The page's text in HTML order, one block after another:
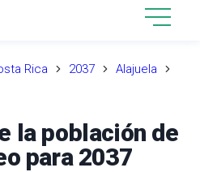
Rica 2037
Alajuela
la población de
para 2037